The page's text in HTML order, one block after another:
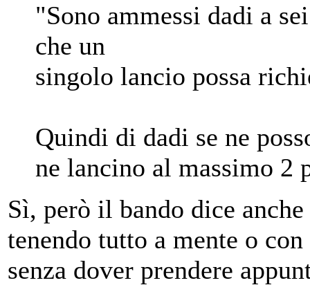
"Sono ammessi dadi a
che un
singolo lancio possa
Quindi di dadi se ne
ne lancino al massimo 2
Sì, però il bando dice
tenendo tutto a mente o
senza dover prendere